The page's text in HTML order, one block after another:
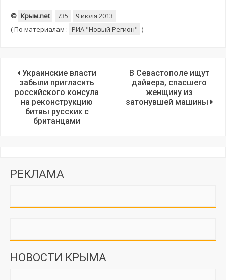
© Крым.net 735
9 июля 2013
(По материалам : РИА "Новый Регион" )
Украинские власти
забыли пригласить
российского консула
на реконструкцию
битвы русских с
британцами
В Севастополе ищут
дайвера, спасшего
женщину из
затонувшей машины
РЕКЛАМА
НОВОСТИ КРЫМА